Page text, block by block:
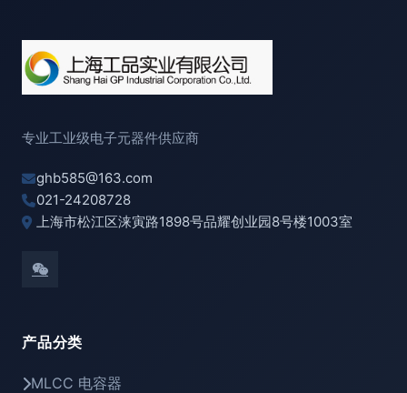
专业工业级电子元器件供应商
ghb585@163.com
021-24208728
上海市松江区涞寅路1898号品耀创业园8号楼1003室
产品分类
MLCC 电容器